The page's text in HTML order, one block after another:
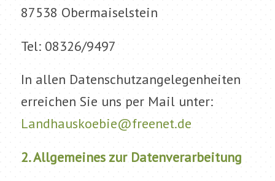
87538 Obermaiselstein
Tel: 08326/9497
In allen Datenschutzangelegenheiten
erreichen Sie uns per Mail unter:
Landhauskoebie@freenet.de
2. Allgemeines zur Datenverarbeitung